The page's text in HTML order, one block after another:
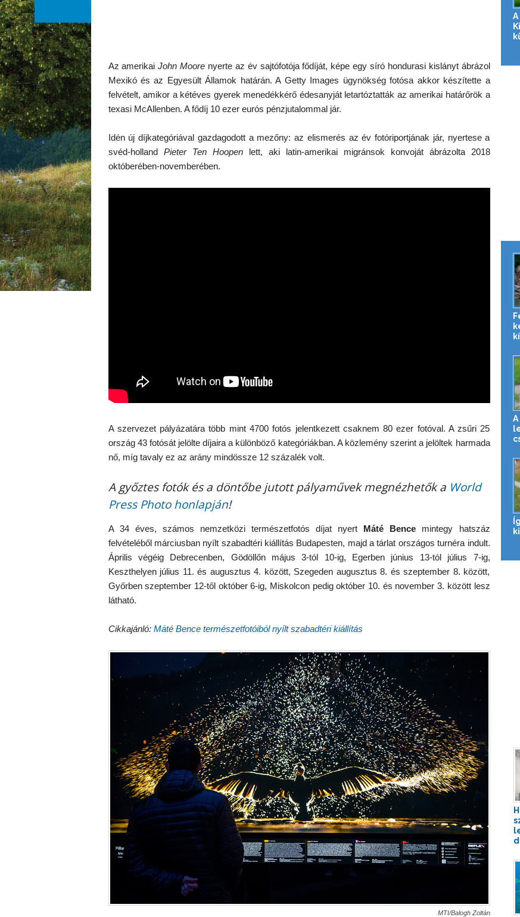
Az amerikaiJohn Moore nyerte az év sajtófotója fődíját, képe egy síró hondurasi kislányt ábrázol
Mexikó és az Egyesült Államok határán. A Getty Images ügynökség fotósa akkor készítette a
felvételt, amikor a kétéves gyerek menedékkérő édesanyját letartóztatták az amerikai határőrök a
texasi McAllenben. A fődíj 10 ezer eurós pénzjutalommal jár.
Idén új díjkategóriával gazdagodott a mezőny: az elismerés az év fotóriportjának jár, nyertese a
svéd-holland Pieter Ten Hoopenlett, aki latin-amerikai migránsok konvoját ábrázolta 2018
októberében-novemberében.
A szervezet pályázatára több mint 4700 fotós jelentkezett csaknem 80 ezer fotóval. A zsűri 25
ország 43 fotósát jelölte díjaira a különböző kategóriákban. A közlemény szerint a jelöltek harmada
nő, míg tavaly ez az arány mindössze 12 százalék volt.
A győztes fotók és a döntőbe jutott pályaművek megnézhetők aWorld
Press Photo honlapján!
A 34 éves, számos nemzetközi természetfotós díjat nyert Máté Bence mintegy hatszáz
felvételéből márciusban nyílt szabadtéri kiállítás Budapesten, majd a tárlat országos turnéra indult.
Április végéig Debrecenben, Gödöllőn május 3-tól 10-ig, Egerben június 13-tól július 7-ig,
Keszthelyen július 11. és augusztus 4. között, Szegeden augusztus 8. és szeptember 8. között,
Győrben szeptember 12-től október 6-ig, Miskolcon pedig október 10. és november 3. között lesz
látható.
Cikkajánló: Máté Bence természetfotóiból nyílt szabadtéri kiállítás
MTI/Balogh Zoltán